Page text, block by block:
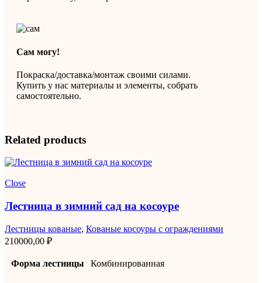
Сам могу!
Покраска/доставка/монтаж своими силами.
Купить у нас материалы и элементы, собрать
самостоятельно.
Related products
Close
Лестница в зимний сад на косоуре
Лестницы кованые, Кованые косоуры с ограждениями
210000,00 ₽
Форма лестницы Комбинированная